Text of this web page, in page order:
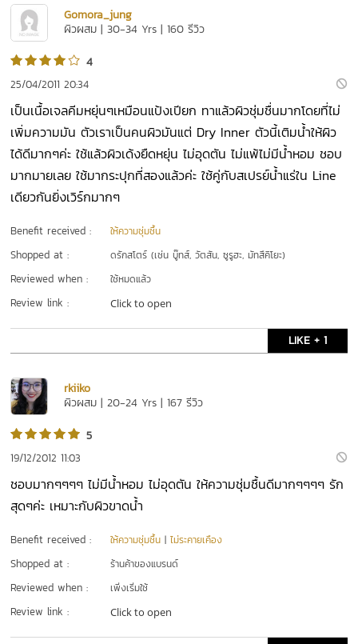
Gomora_jung
ผิวผสม | 30-34 Yrs | 160 รีวิว
4
25/04/2011 20:34
เป็นเนื้อเจลคีมหยุ่นๆเหมือนแป้งเปียก ทาแล้วผิวชุ่มชื่นมากโดยที่ไม่
เพิ่มความมัน ตัวเราเป็นคนผิวมันแต่ Dry Inner ตัวนี้เติมน้ำให้ผิว
ได้ดีมากๆค่ะ ใช้แล้วผิวเด้งยืดหยุ่น ไม่อุดตัน ไม่แพ้ไม่มีน้ำหอม ชอบ
มากมายเลย ใช้มากระปุกที่สองแล้วค่ะ ใช้คู่กับสเปรย์น้ำแร่ใน Line
เดียวกันยิ่งเวิร์กมากๆ
Benefit received : ให้ความชุ่มชื้น
Shopped at : ดรักสโตร์ (เช่น บู๊ทส์, วัตสัน, ซูรูฮะ, มัทสึคิโยะ)
Reviewed when : ใช้หมดแล้ว
Review link : Click to open
LIKE + 1
rkiiko
ผิวผสม | 20-24 Yrs | 167 รีวิว
5
19/12/2012 11:03
ชอบมากๆๆๆๆ ไม่มีน้ำหอม ไม่อุดตัน ให้ความชุ่มชื้นดีมากๆๆๆๆ รัก
สุดๆค่ะ เหมาะกับผิวขาดน้ำ
Benefit received : ให้ความชุ่มชื้น |ไม่ระคายเคือง
Shopped at : ร้านค้าของแบรนด์
Reviewed when : เพิ่งเริ่มใช้
Review link : Click to open